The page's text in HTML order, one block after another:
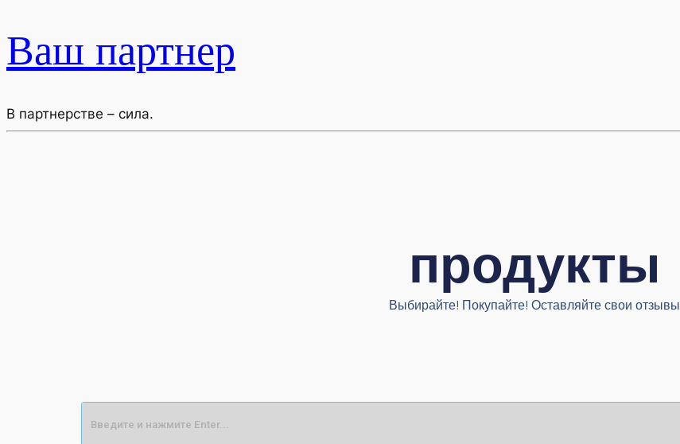
Ваш партнер
В партнерстве – сила.
продукты
Выбирайте! Покупайте! Оставляйте свои отзывы